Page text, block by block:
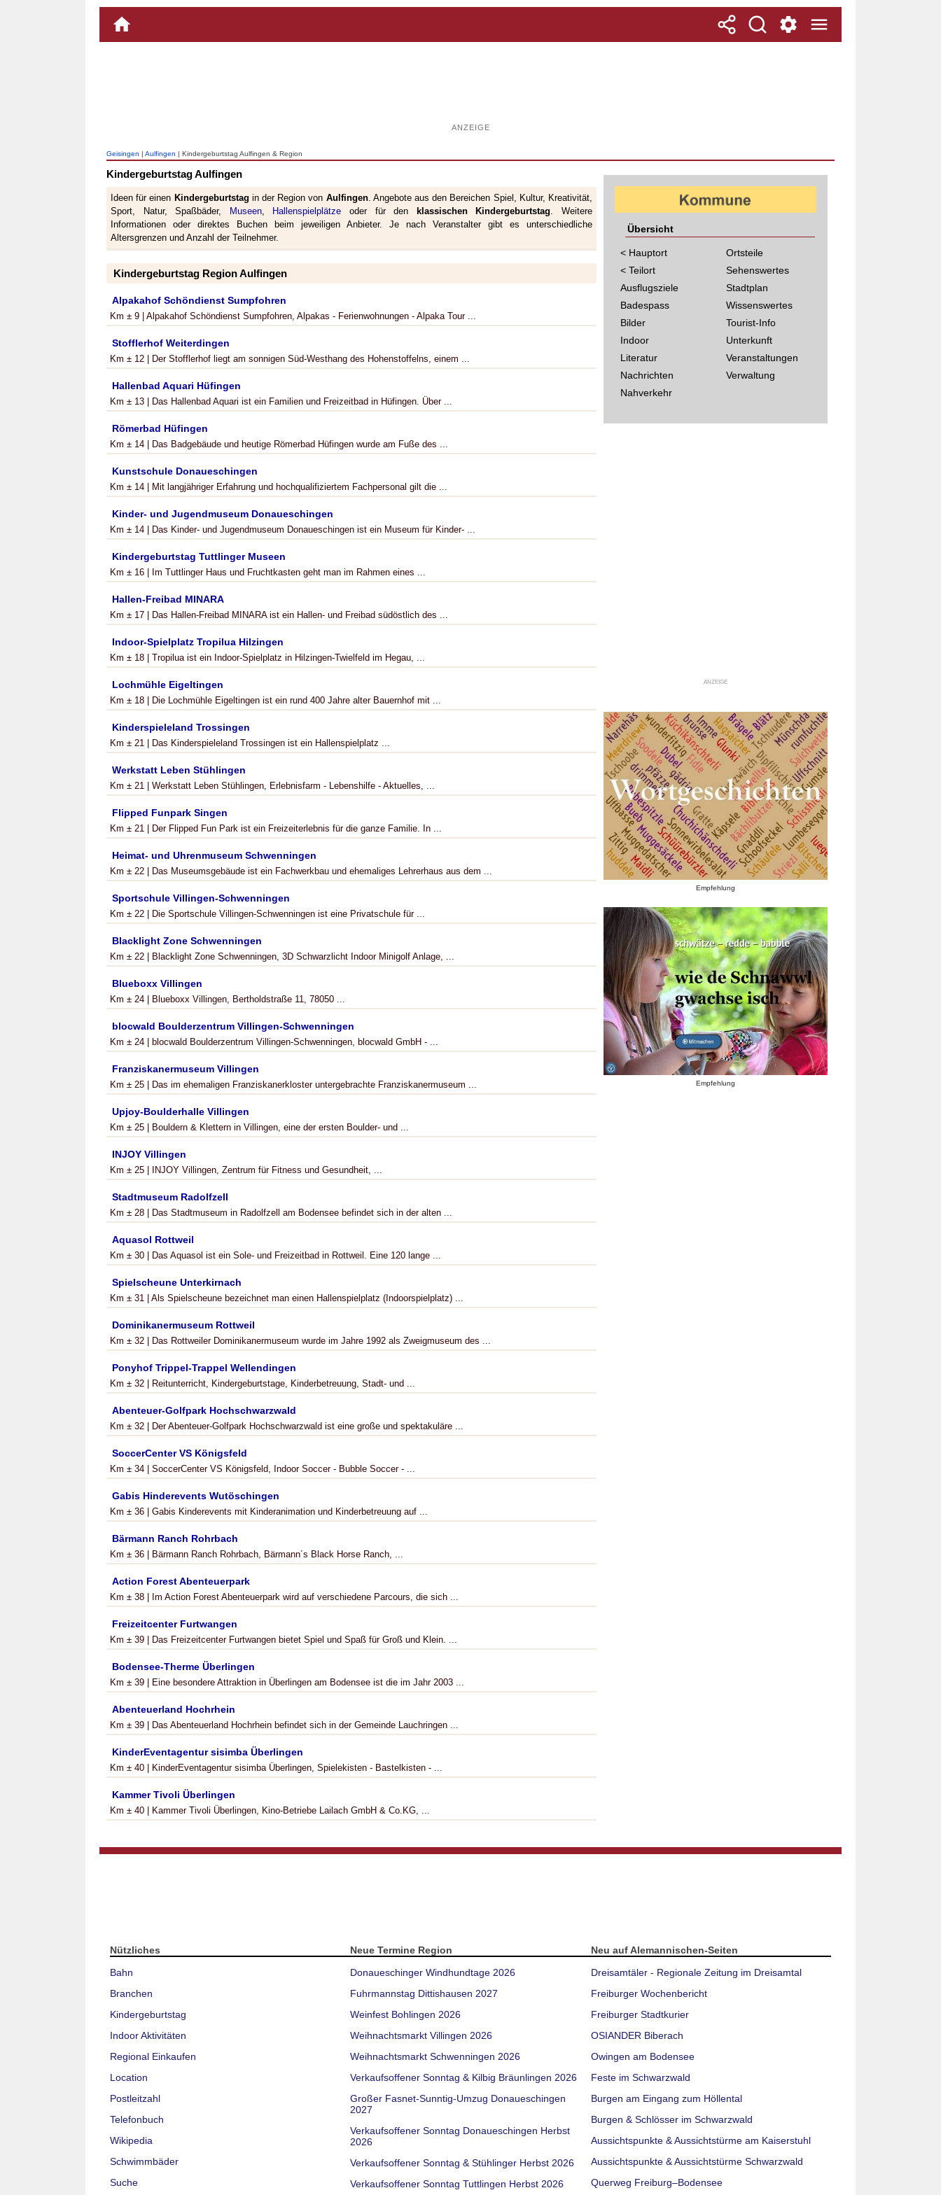
ANZEIGE
Geisingen | Aulfingen | Kindergeburtstag Aulfingen & Region
Kindergeburtstag Aulfingen
Ideen für einen Kindergeburtstag in der Region von Aulfingen. Angebote aus den Bereichen Spiel, Kultur, Kreativität,
Sport, Natur, Spaßbäder,
Museen, Hallenspielplätze oder für den klassischen Kindergeburtstag. Weitere
Informationen oder direktes Buchen beim jeweiligen Anbieter. Je nach Veranstalter gibt es unterschiedliche
Altersgrenzen und Anzahl der Teilnehmer.
Kindergeburtstag Region Aulfingen
Alpakahof Schöndienst Sumpfohren
Km ± 9 | Alpakahof Schöndienst Sumpfohren, Alpakas - Ferienwohnungen - Alpaka Tour ...
Stofflerhof Weiterdingen
Km ± 12 | Der Stofflerhof liegt am sonnigen Süd-Westhang des Hohenstoffelns, einem ...
Hallenbad Aquari Hüfingen
Km ± 13 | Das Hallenbad Aquari ist ein Familien und Freizeitbad in Hüfingen. Über ...
Römerbad Hüfingen
Km ± 14 | Das Badgebäude und heutige Römerbad Hüfingen wurde am Fuße des ...
Kunstschule Donaueschingen
Km ± 14 | Mit langjähriger Erfahrung und hochqualifiziertem Fachpersonal gilt die ...
Kinder- und Jugendmuseum Donaueschingen
Km ± 14 | Das Kinder- und Jugendmuseum Donaueschingen ist ein Museum für Kinder- ...
Kindergeburtstag Tuttlinger Museen
Km ± 16 | Im Tuttlinger Haus und Fruchtkasten geht man im Rahmen eines ...
Hallen-Freibad MINARA
Km ± 17 | Das Hallen-Freibad MINARA ist ein Hallen- und Freibad südöstlich des ...
Indoor-Spielplatz Tropilua Hilzingen
Km ± 18 | Tropilua ist ein Indoor-Spielplatz in Hilzingen-Twielfeld im Hegau, ...
Lochmühle Eigeltingen
Km ± 18 | Die Lochmühle Eigeltingen ist ein rund 400 Jahre alter Bauernhof mit ...
Kinderspieleland Trossingen
Km ± 21 | Das Kinderspieleland Trossingen ist ein Hallenspielplatz ...
Werkstatt Leben Stühlingen
Km ± 21 | Werkstatt Leben Stühlingen, Erlebnisfarm - Lebenshilfe - Aktuelles, ...
Flipped Funpark Singen
Km ± 21 | Der Flipped Fun Park ist ein Freizeiterlebnis für die ganze Familie. In ...
Heimat- und Uhrenmuseum Schwenningen
Km ± 22 | Das Museumsgebäude ist ein Fachwerkbau und ehemaliges Lehrerhaus aus dem ...
Sportschule Villingen-Schwenningen
Km ± 22 | Die Sportschule Villingen-Schwenningen ist eine Privatschule für ...
Blacklight Zone Schwenningen
Km ± 22 | Blacklight Zone Schwenningen, 3D Schwarzlicht Indoor Minigolf Anlage, ...
Blueboxx Villingen
Km ± 24 | Blueboxx Villingen, Bertholdstraße 11, 78050 ...
blocwald Boulderzentrum Villingen-Schwenningen
Km ± 24 | blocwald Boulderzentrum Villingen-Schwenningen, blocwald GmbH - ...
Franziskanermuseum Villingen
Km ± 25 | Das im ehemaligen Franziskanerkloster untergebrachte Franziskanermuseum ...
Upjoy-Boulderhalle Villingen
Km ± 25 | Bouldern & Klettern in Villingen, eine der ersten Boulder- und ...
INJOY Villingen
Km ± 25 | INJOY Villingen, Zentrum für Fitness und Gesundheit, ...
Stadtmuseum Radolfzell
Km ± 28 | Das Stadtmuseum in Radolfzell am Bodensee befindet sich in der alten ...
Aquasol Rottweil
Km ± 30 | Das Aquasol ist ein Sole- und Freizeitbad in Rottweil. Eine 120 lange ...
Spielscheune Unterkirnach
Km ± 31 | Als Spielscheune bezeichnet man einen Hallenspielplatz (Indoorspielplatz) ...
Dominikanermuseum Rottweil
Km ± 32 | Das Rottweiler Dominikanermuseum wurde im Jahre 1992 als Zweigmuseum des ...
Ponyhof Trippel-Trappel Wellendingen
Km ± 32 | Reitunterricht, Kindergeburtstage, Kinderbetreuung, Stadt- und ...
Abenteuer-Golfpark Hochschwarzwald
Km ± 32 | Der Abenteuer-Golfpark Hochschwarzwald ist eine große und spektakuläre ...
SoccerCenter VS Königsfeld
Km ± 34 | SoccerCenter VS Königsfeld, Indoor Soccer - Bubble Soccer - ...
Gabis Hinderevents Wutöschingen
Km ± 36 | Gabis Kinderevents mit Kinderanimation und Kinderbetreuung auf ...
Bärmann Ranch Rohrbach
Km ± 36 | Bärmann Ranch Rohrbach, Bärmann´s Black Horse Ranch, ...
Action Forest Abenteuerpark
Km ± 38 | Im Action Forest Abenteuerpark wird auf verschiedene Parcours, die sich ...
Freizeitcenter Furtwangen
Km ± 39 | Das Freizeitcenter Furtwangen bietet Spiel und Spaß für Groß und Klein. ...
Bodensee-Therme Überlingen
Km ± 39 | Eine besondere Attraktion in Überlingen am Bodensee ist die im Jahr 2003 ...
Abenteuerland Hochrhein
Km ± 39 | Das Abenteuerland Hochrhein befindet sich in der Gemeinde Lauchringen ...
KinderEventagentur sisimba Überlingen
Km ± 40 | KinderEventagentur sisimba Überlingen, Spielekisten - Bastelkisten - ...
Kammer Tivoli Überlingen
Km ± 40 | Kammer Tivoli Überlingen, Kino-Betriebe Lailach GmbH & Co.KG, ...
Übersicht
< Hauptort
< Teilort
Ausflugsziele
Badespass
Bilder
Indoor
Literatur
Nachrichten
Nahverkehr
Ortsteile
Sehenswertes
Stadtplan
Wissenswertes
Tourist-Info
Unterkunft
Veranstaltungen
Verwaltung
ANZEIGE
Empfehlung
Empfehlung
Nützliches
Bahn
Branchen
Kindergeburtstag
Indoor Aktivitäten
Regional Einkaufen
Location
Postleitzahl
Telefonbuch
Wikipedia
Schwimmbäder
Suche
Neue Termine Region
Donaueschinger Windhundtage 2026
Fuhrmannstag Dittishausen 2027
Weinfest Bohlingen 2026
Weihnachtsmarkt Villingen 2026
Weihnachtsmarkt Schwenningen 2026
Verkaufsoffener Sonntag & Kilbig Bräunlingen 2026
Großer Fasnet-Sunntig-Umzug Donaueschingen
2027
Verkaufsoffener Sonntag Donaueschingen Herbst
2026
Verkaufsoffener Sonntag & Stühlinger Herbst 2026
Verkaufsoffener Sonntag Tuttlingen Herbst 2026
Neu auf Alemannischen-Seiten
Dreisamtäler - Regionale Zeitung im Dreisamtal
Freiburger Wochenbericht
Freiburger Stadtkurier
OSIANDER Biberach
Owingen am Bodensee
Feste im Schwarzwald
Burgen am Eingang zum Höllental
Burgen & Schlösser im Schwarzwald
Aussichtspunkte & Aussichtstürme am Kaiserstuhl
Aussichtspunkte & Aussichtstürme Schwarzwald
Querweg Freiburg–Bodensee